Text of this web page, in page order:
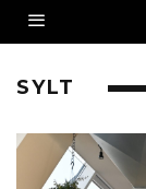
SYLT